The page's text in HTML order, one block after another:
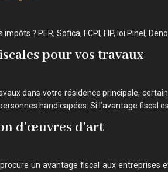
? PER, Sofica, FCPI, FIP, loi Pinel,
pour vos travaux
dans votre résidence principale,
handicapées. Si l’avantage fiscal
d’œuvres d’art
un avantage fiscal aux entreprises